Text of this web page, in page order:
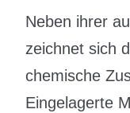
Neben ihrer
zeichnet sich
chemische
Eingelagerte